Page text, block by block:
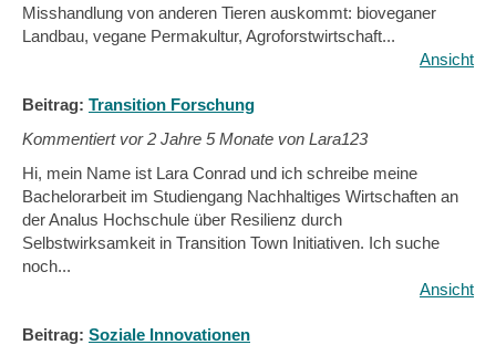
Misshandlung von anderen Tieren auskommt: bioveganer
Landbau, vegane Permakultur, Agroforstwirtschaft...
Ansicht
Beitrag: Transition Forschung
Kommentiert vor2 Jahre 5 Monate von Lara123
Hi, mein Name ist Lara Conrad und ich schreibe meine
Bachelorarbeit im Studiengang Nachhaltiges Wirtschaften an
der Analus Hochschule über Resilienz durch
Selbstwirksamkeit in Transition Town Initiativen. Ich suche
noch...
Ansicht
Beitrag: Soziale Innovationen